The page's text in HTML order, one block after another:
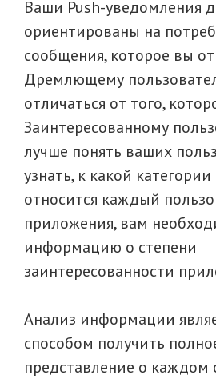
Ваши Push-уведомления
ориентированы на
сообщения, которое вы
Дремлющему
отличаться от того,
Заинтересованному
лучше понять ваших
узнать, к какой
относится каждый
приложения, вам
информацию о степени
заинтересованности
Анализ информации
способом получить
представление о каждом